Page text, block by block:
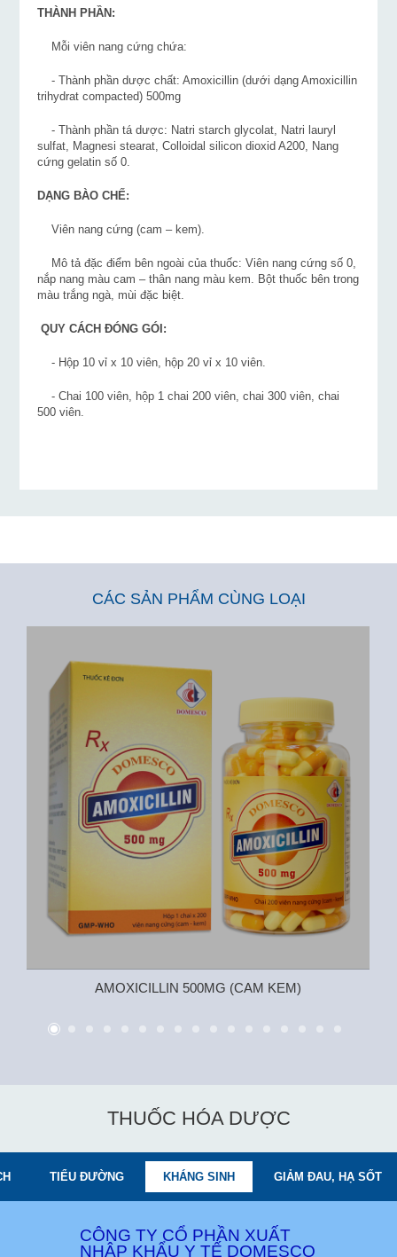
THÀNH PHẦN:
Mỗi viên nang cứng chứa:
- Thành phần dược chất: Amoxicillin (dưới dạng Amoxicillin
trihydrat compacted) 500mg
- Thành phần tá dược: Natri starch glycolat, Natri lauryl
sulfat, Magnesi stearat, Colloidal silicon dioxid A200, Nang
cứng gelatin số 0.
DẠNG BÀO CHẾ:
Viên nang cứng (cam – kem).
Mô tả đặc điểm bên ngoài của thuốc: Viên nang cứng số 0,
nắp nang màu cam – thân nang màu kem. Bột thuốc bên trong
màu trắng ngà, mùi đặc biệt.
QUY CÁCH ĐÓNG GÓI:
- Hộp 10 vỉ x 10 viên, hộp 20 vỉ x 10 viên.
- Chai 100 viên, hộp 1 chai 200 viên, chai 300 viên, chai
500 viên.
CÁC SẢN PHẨM CÙNG LOẠI
AMOXICILLIN 500MG (CAM KEM)
THUỐC HÓA DƯỢC
TIỂU ĐƯỜNG KHÁNG SINH GIẢM ĐAU, HẠ SỐT
CÔNG TY CỔ PHẦN XUẤT
NHẬP KHẨU Y TẾ DOMESCO